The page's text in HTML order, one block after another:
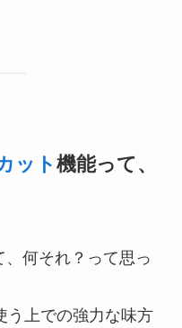
ット 機能って、
、何それ？って思っ
う上での強力な味方